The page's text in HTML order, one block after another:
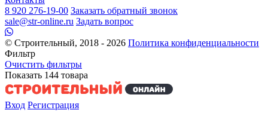
8 920 276-19-00 Заказать обратный звонок
sale@str-online.ru Задать вопрос
© Строительный, 2018 - 2026 Политика конфиденциальности
Фильтр
Очистить фильтры
Показать 144 товара
Вход Регистрация